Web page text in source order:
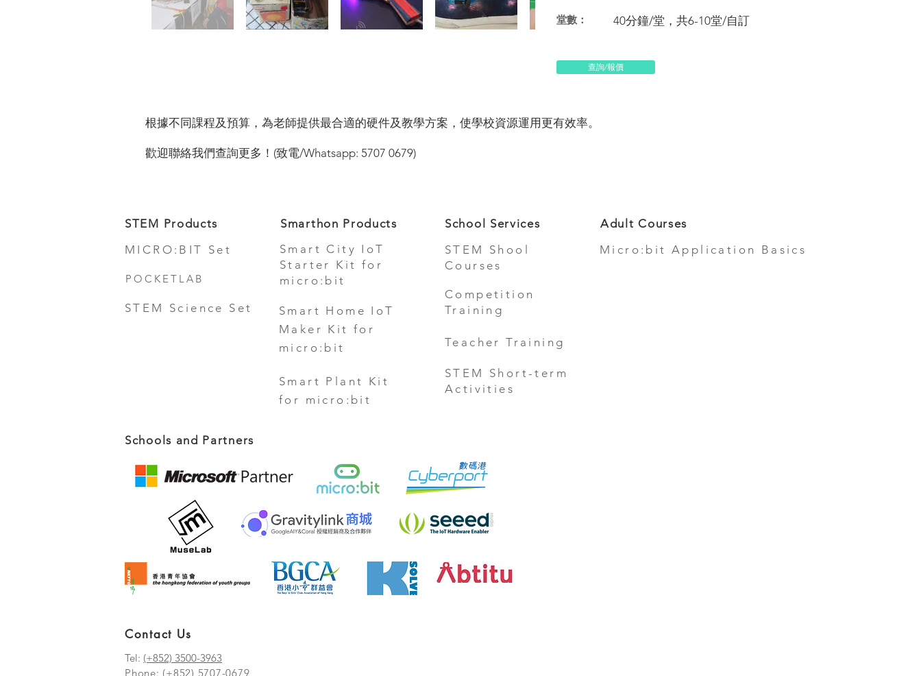
​堂數： 40分鐘/堂，共6-10堂/自訂
查詢/報價
根據不同課程及預算，為老師提供最合適的硬件及教學方案，使學校資源運用更有效率。
歡迎聯絡我們查詢更多！(致電/Whatsapp: 5707 0679)
STEM Products
MICRO:BIT Set
POCKETLAB
STEM Science Set
Smarthon Products
Smart City IoT
Starter Kit for
micro:bit
Smart Home IoT
Maker Kit for
micro:bit
Smart Plant Kit
for micro:bit
School Services
STEM Shool
Courses
Competition
Training
Teacher Training
STEM Short-term
Activities
Adult Courses
Micro:bit Application Basics
Schools and Partners
Contact Us
Tel: (+852) 3500-3963
Phone: (+852) 5707-0679